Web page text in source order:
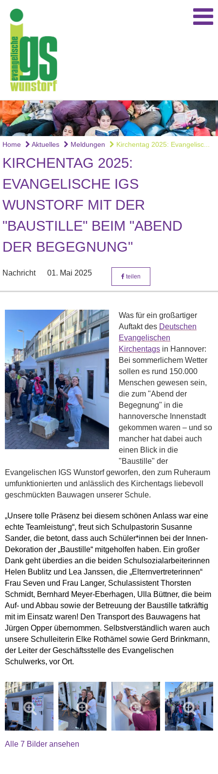
Home Aktuelles Meldungen Kirchentag 2025: Evangelisc...
KIRCHENTAG 2025:
EVANGELISCHE IGS
WUNSTORF MIT DER
"BAUSTILLE" BEIM "ABEND
DER BEGEGNUNG"
Nachricht 01. Mai 2025 teilen
Was für ein großartiger
Auftakt des Deutschen
Evangelischen
Kirchentags in Hannover:
Bei sommerlichem Wetter
sollen es rund 150.000
Menschen gewesen sein,
die zum "Abend der
Begegnung" in die
hannoversche Innenstadt
gekommen waren – und so
mancher hat dabei auch
einen Blick in die
"Baustille" der
Evangelischen IGS Wunstorf geworfen, den zum Ruheraum
umfunktionierten und anlässlich des Kirchentags liebevoll
geschmückten Bauwagen unserer Schule.
„Unsere tolle Präsenz bei diesem schönen Anlass war eine
echte Teamleistung“, freut sich Schulpastorin Susanne
Sander, die betont, dass auch Schüler*innen bei der Innen-
Dekoration der „Baustille“ mitgeholfen haben. Ein großer
Dank geht überdies an die beiden Schulsozialarbeiterinnen
Helen Bublitz und Lea Janssen, die „Elternvertreterinnen“
Frau Seven und Frau Langer, Schulassistent Thorsten
Schmidt, Bernhard Meyer-Eberhagen, Ulla Büttner, die beim
Auf- und Abbau sowie der Betreuung der Baustille tatkräftig
mit im Einsatz waren! Den Transport des Bauwagens hat
Jürgen Opper übernommen. Selbstverständlich waren auch
unsere Schulleiterin Elke Rothämel sowie Gerd Brinkmann,
der Leiter der Geschäftsstelle des Evangelischen
Schulwerks, vor Ort.
Alle 7 Bilder ansehen